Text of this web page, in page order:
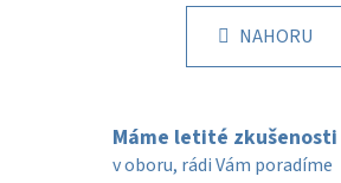
l
á
d
c
í
n
k
n
í
NAHORU
Máme letité zkušenosti
v oboru, rádi Vám poradíme